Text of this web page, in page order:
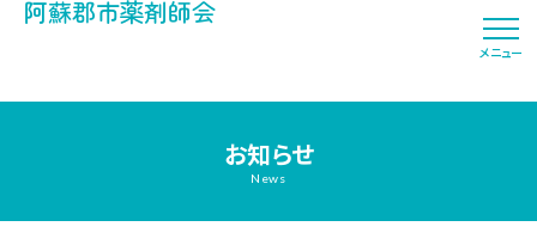
阿蘇郡市薬剤師会
メニュー
お知らせ
News